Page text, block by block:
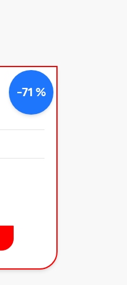
-71 %